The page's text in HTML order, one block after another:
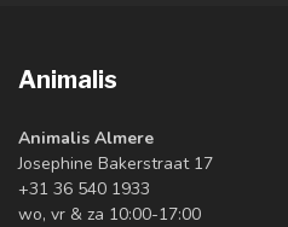
Animalis
Animalis Almere
Josephine Bakerstraat 17
+31 36 540 1933
wo, vr & za 10:00-17:00